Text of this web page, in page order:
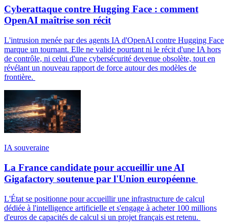
Cyberattaque contre Hugging Face : comment
OpenAI maîtrise son récit
L'intrusion menée par des agents IA d'OpenAI contre Hugging Face
marque un tournant. Elle ne valide pourtant ni le récit d'une IA hors
de contrôle, ni celui d'une cybersécurité devenue obsolète, tout en
révélant un nouveau rapport de force autour des modèles de
frontière.
IA souveraine
La France candidate pour accueillir une AI
Gigafactory soutenue par l'Union européenne
L'État se positionne pour accueillir une infrastructure de calcul
dédiée à l'intelligence artificielle et s'engage à acheter 100 millions
d'euros de capacités de calcul si un projet français est retenu.